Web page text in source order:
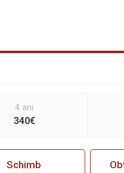
4 ani
340€
Schimb